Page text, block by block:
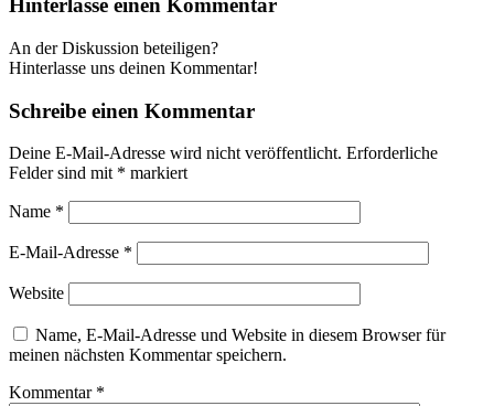
Hinterlasse einen Kommentar
An der Diskussion beteiligen?
Hinterlasse uns deinen Kommentar!
Schreibe einen Kommentar
Deine E-Mail-Adresse wird nicht veröffentlicht. Erforderliche
Felder sind mit * markiert
Name *
E-Mail-Adresse *
Website
Name, E-Mail-Adresse und Website in diesem Browser für
meinen nächsten Kommentar speichern.
Kommentar *